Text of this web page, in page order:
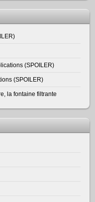
(SPOILER)
(SPOILER)
la fontaine filtrante